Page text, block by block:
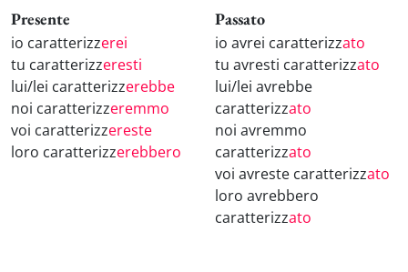
Presente
io caratterizzerei
tu caratterizzeresti
lui/lei caratterizzerebbe
noi caratterizzeremmo
voi caratterizzereste
loro caratterizzerebbero
Passato
io avrei caratterizzato
tu avresti caratterizzato
lui/lei avrebbe
caratterizzato
noi avremmo
caratterizzato
voi avreste caratterizzato
loro avrebbero
caratterizzato